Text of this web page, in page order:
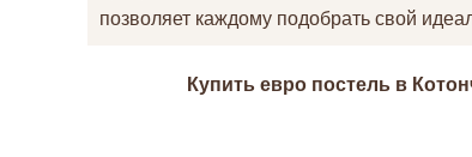
позволяет каждому подобрать свой
Купить евро постель в